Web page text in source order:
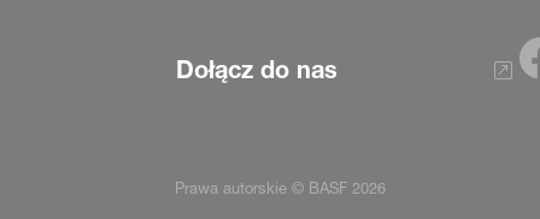
Dołącz do nas
Prawa autorskie © BASF 2026